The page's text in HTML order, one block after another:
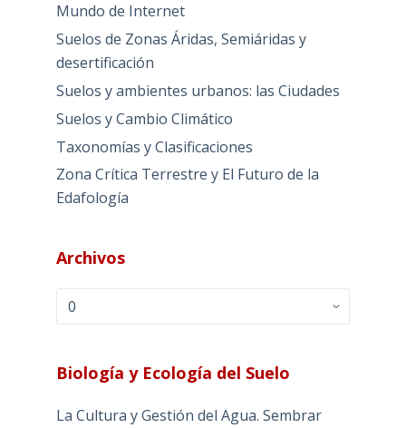
Mundo de Internet
Suelos de Zonas Áridas, Semiáridas y
desertificación
Suelos y ambientes urbanos: las Ciudades
Suelos y Cambio Climático
Taxonomías y Clasificaciones
Zona Crítica Terrestre y El Futuro de la
Edafología
Archivos
Archivos
Biología y Ecología del Suelo
La Cultura y Gestión del Agua. Sembrar